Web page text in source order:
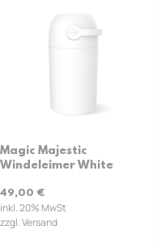
Magic Majestic
Windeleimer White
49,00 €
inkl. 20% MwSt
zzgl. Versand